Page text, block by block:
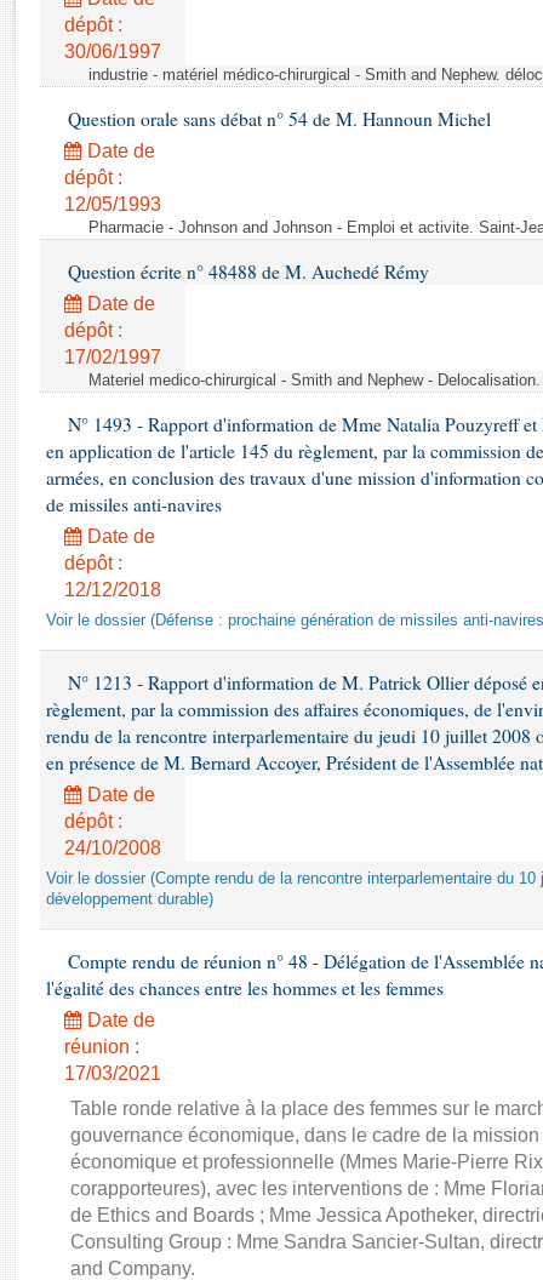
Rapports d'enquête
Rapports législatifs
Dossiers législatifs
Budget et sécurité sociale
Questions écrites et orales
dépôt :
30/06/1997
industrie - matériel médico-chirurgical - Smith and Nephew.
Question orale sans débat n° 54 de M. Hannoun Michel
Date de
dépôt :
12/05/1993
Pharmacie - Johnson and Johnson - Emploi et activite. Saint-
Question écrite n° 48488 de M. Auchedé Rémy
Date de
dépôt :
17/02/1997
Materiel medico-chirurgical - Smith and Nephew -
N° 1493 - Rapport d'information de Mme Natalia Pouzyreff
en application de l'article 145 du règlement, par la commission
armées, en conclusion des travaux d'une mission d'information
de missiles anti-navires
Date de
dépôt :
12/12/2018
Voir le dossier (Défense : prochaine génération de missiles anti-
N° 1213 - Rapport d'information de M. Patrick Ollier déposé
règlement, par la commission des affaires économiques, de
rendu de la rencontre interparlementaire du jeudi 10 juillet 2008
en présence de M. Bernard Accoyer, Président de l'Assemblée
Date de
dépôt :
24/10/2008
Voir le dossier (Compte rendu de la rencontre interparlementaire du
développement durable)
Compte rendu de réunion n° 48 - Délégation de l'Assemblée
l'égalité des chances entre les hommes et les femmes
Date de
réunion :
17/03/2021
Table ronde relative à la place des femmes sur le
gouvernance économique, dans le cadre de la
économique et professionnelle (Mmes Marie-Pierre
corapporteures), avec les interventions de : Mme
de Ethics and Boards ; Mme Jessica Apotheker,
Consulting Group : Mme Sandra Sancier-Sultan,
and Company.